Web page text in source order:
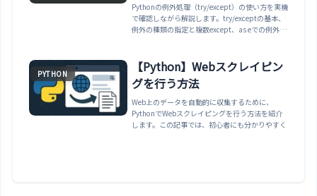
Pythonの例外処理（try/except）の使い方を実機
で確認しながら解説します。try/exceptの基本、
例外の種類の指定と複数except、as eでの例外取
理します。
PYTHON
【Python】Webスクレイピン
グを行う方法
Web上のデータを自動的に収集するために、
PythonでWebスクレイピングを行う方法を紹介
します。この記事では、初心者にも分かりやすく